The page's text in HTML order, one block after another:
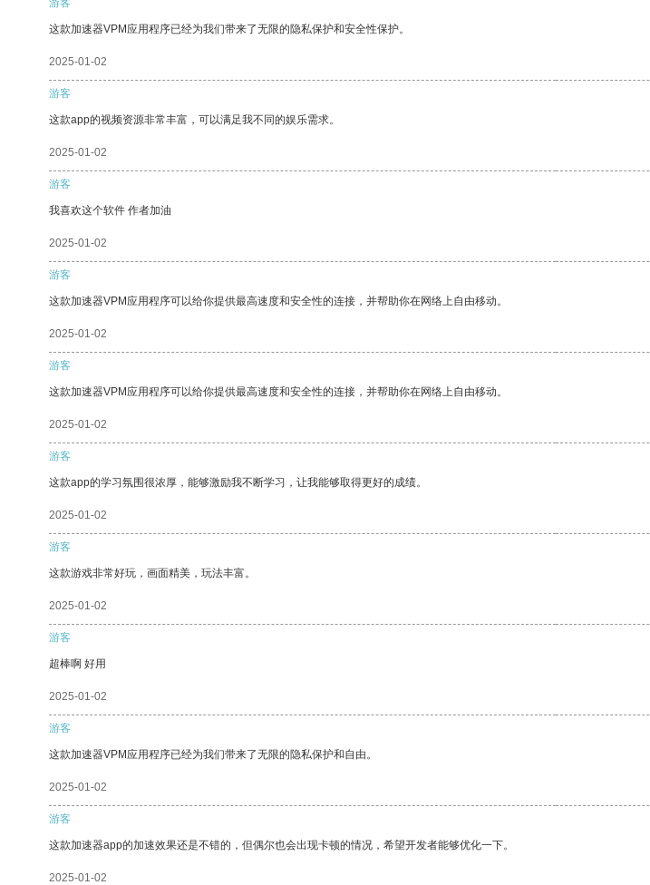
游客
这款加速器VPM应用程序已经为我们带来了无限的隐私保护和安全性保护。
2025-01-02
游客
这款app的视频资源非常丰富，可以满足我不同的娱乐需求。
2025-01-02
游客
我喜欢这个软件 作者加油
2025-01-02
游客
这款加速器VPM应用程序可以给你提供最高速度和安全性的连接，并帮助你在网络上自由移动。
2025-01-02
游客
这款加速器VPM应用程序可以给你提供最高速度和安全性的连接，并帮助你在网络上自由移动。
2025-01-02
游客
这款app的学习氛围很浓厚，能够激励我不断学习，让我能够取得更好的成绩。
2025-01-02
游客
这款游戏非常好玩，画面精美，玩法丰富。
2025-01-02
游客
超棒啊 好用
2025-01-02
游客
这款加速器VPM应用程序已经为我们带来了无限的隐私保护和自由。
2025-01-02
游客
这款加速器app的加速效果还是不错的，但偶尔也会出现卡顿的情况，希望开发者能够优化一下。
2025-01-02